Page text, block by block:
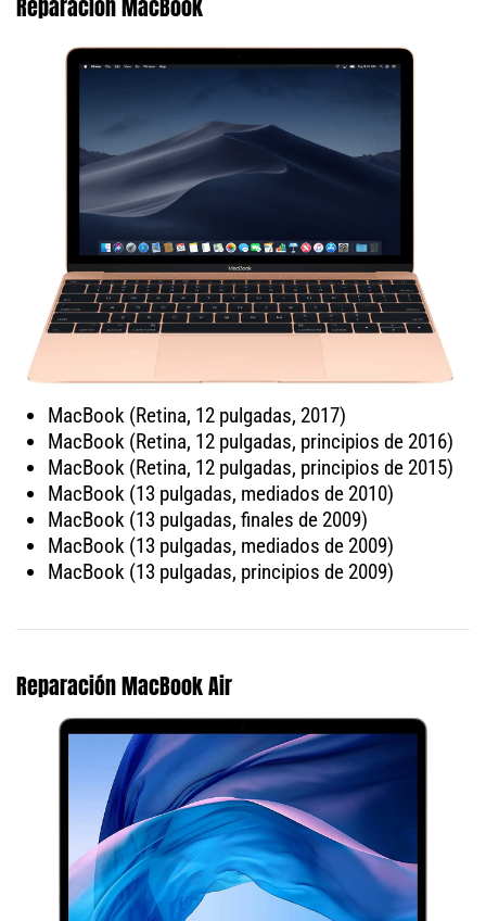
Reparación MacBook
MacBook (Retina, 12 pulgadas, 2017)
MacBook (Retina, 12 pulgadas, principios de 2016)
MacBook (Retina, 12 pulgadas, principios de 2015)
MacBook (13 pulgadas, mediados de 2010)
MacBook (13 pulgadas, finales de 2009)
MacBook (13 pulgadas, mediados de 2009)
MacBook (13 pulgadas, principios de 2009)
Reparación MacBook Air